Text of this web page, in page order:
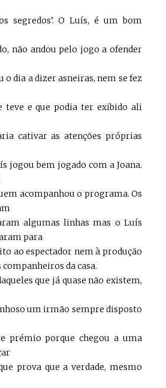
segredos’. O Luís, é um bom
não andou pelo jogo a ofender
o dia a dizer asneiras, nem se fez
teve e que podia ter exibido ali
cativar as atenções próprias
jogou bem jogado com a Joana.
acompanhou o programa. Os
algumas linhas mas o Luís
para
ao espectador nem à produção
da casa.
que já quase não existem,
um irmão sempre disposto
prémio porque chegou a uma
prova que a verdade, mesmo